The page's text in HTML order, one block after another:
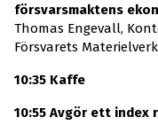
försvarsmaktens
Thomas Engevall,
Försvarets Materielverk
10:35 Kaffe
10:55 Avgör ett index